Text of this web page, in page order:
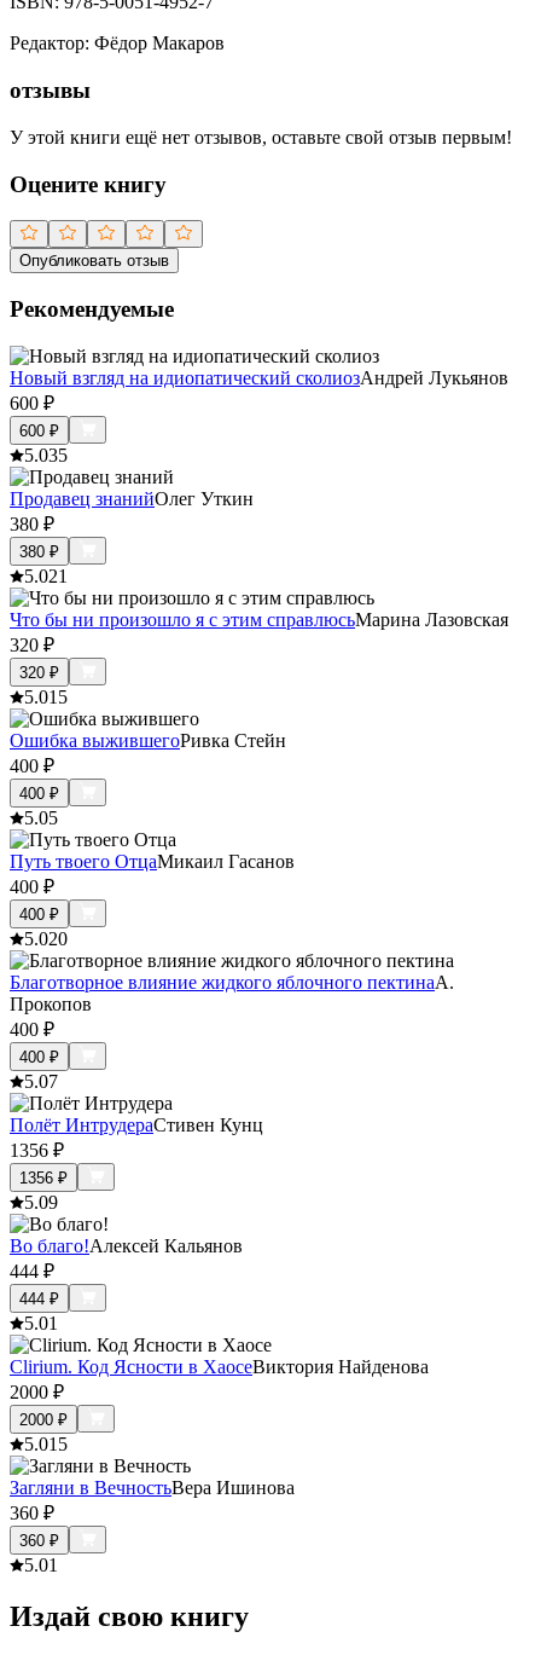
Редактор: Фёдор Макаров
отзывы
У этой книги ещё нет отзывов, оставьте свой отзыв первым!
Оцените книгу
Опубликовать отзыв
Рекомендуемые
Новый взгляд на идиопатический сколиозАндрей Лукьянов
600 ₽
600 ₽
5.035
Продавец знанийОлег Уткин
380 ₽
380 ₽
5.021
Что бы ни произошло я с этим справлюсьМарина Лазовская
320 ₽
320 ₽
5.015
Ошибка выжившегоРивка Стейн
400 ₽
400 ₽
5.05
Путь твоего ОтцаМикаил Гасанов
400 ₽
400 ₽
5.020
Благотворное влияние жидкого яблочного пектинаА.
Прокопов
400 ₽
400 ₽
5.07
Полёт ИнтрудераСтивен Кунц
1356 ₽
1356 ₽
5.09
Во благо!Алексей Кальянов
444 ₽
444 ₽
5.01
Clirium. Код Ясности в ХаосеВиктория Найденова
2000 ₽
2000 ₽
5.015
Загляни в ВечностьВера Ишинова
360 ₽
360 ₽
5.01
Издай свою книгу